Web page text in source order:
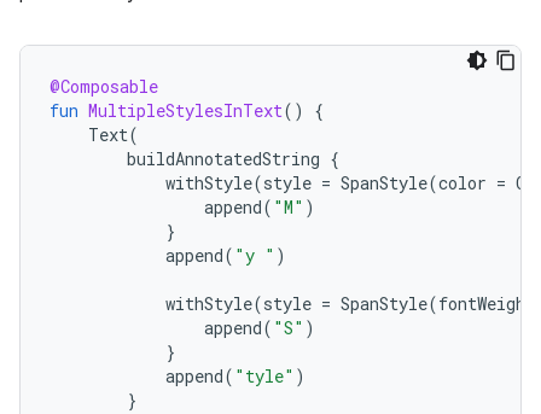
@Composable
fun MultipleStylesInText()
{
Text(
buildAnnotatedString {
withStyle(style = SpanStyle(color =
append( "M" )
}
append( "y " )
withStyle(style = SpanStyle(fontWeight
append( "S" )
}
append( "tyle" )
}